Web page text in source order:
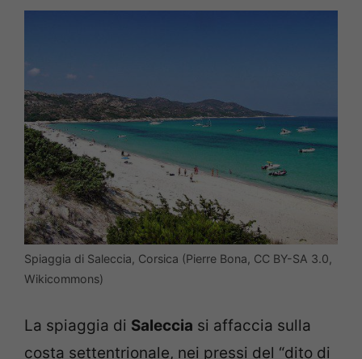
Spiaggia di Saleccia, Corsica (Pierre Bona, CC BY-SA 3.0,
Wikicommons)
La spiaggia di Saleccia si affaccia sulla
costa settentrionale, nei pressi del “dito di